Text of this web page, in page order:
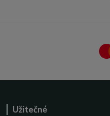
Užitečné